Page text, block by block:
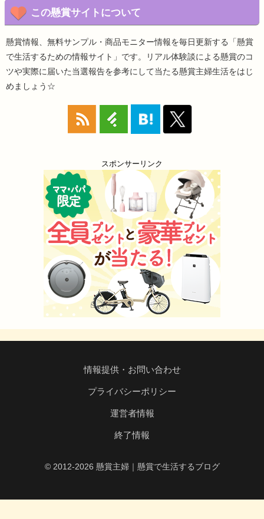
この懸賞サイトについて
懸賞情報、無料サンプル・商品モニター情報を毎日更新する「懸賞
で生活するための情報サイト」です。リアル体験談による懸賞のコ
ツや実際に届いた当選報告を参考にして当たる懸賞主婦生活をはじ
めましょう☆
スポンサーリンク
情報提供・お問い合わせ
プライバシーポリシー
運営者情報
終了情報
© 2012-2026 懸賞主婦｜懸賞で生活するブログ